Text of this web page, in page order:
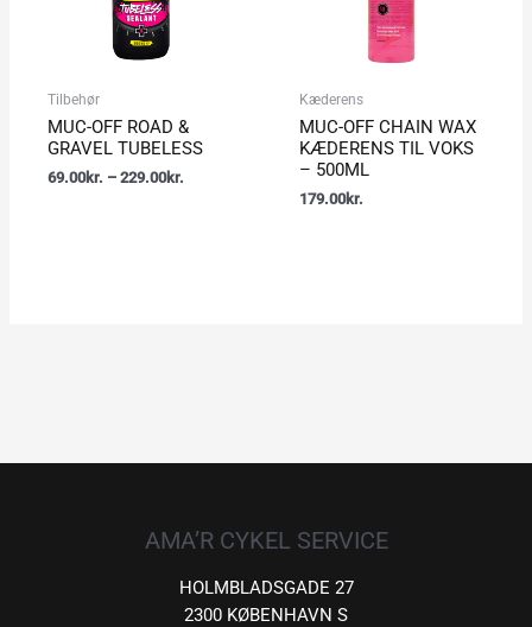
Tilbehør
MUC-OFF ROAD &
GRAVEL TUBELESS
69.00kr. – 229.00kr.
Kæderens
MUC-OFF CHAIN WAX
KÆDERENS TIL VOKS
– 500ML
179.00kr.
AMA’R CYKEL SERVICE
HOLMBLADSGADE 27
2300 KØBENHAVN S